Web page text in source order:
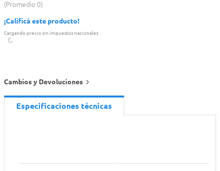
Promedio 0
¡Calificá este producto!
Cargando precio sin impuestos nacionales
Cambios y Devoluciones
Especificaciones técnicas